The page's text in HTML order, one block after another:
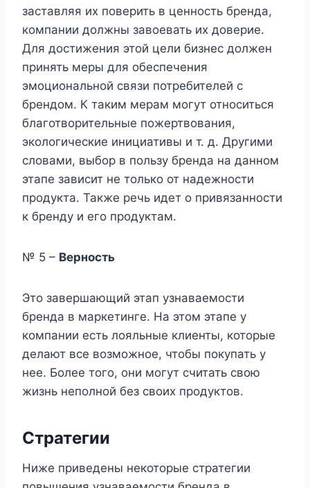
заставляя их поверить в ценность бренда,
компании должны завоевать их доверие.
Для достижения этой цели бизнес должен
принять меры для обеспечения
эмоциональной связи потребителей с
брендом. К таким мерам могут относиться
благотворительные пожертвования,
экологические инициативы и т. д. Другими
словами, выбор в пользу бренда на данном
этапе зависит не только от надежности
продукта. Также речь идет о привязанности
к бренду и его продуктам.
№ 5 – Верность
Это завершающий этап узнаваемости
бренда в маркетинге. На этом этапе у
компании есть лояльные клиенты, которые
делают все возможное, чтобы покупать у
нее. Более того, они могут считать свою
жизнь неполной без своих продуктов.
Стратегии
Ниже приведены некоторые стратегии